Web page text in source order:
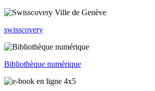
swisscovery
Bibliothèque numérique